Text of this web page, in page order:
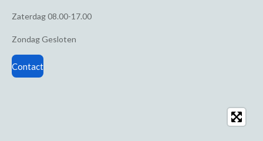
Zaterdag08.00-17.00
ZondagGesloten
Contact